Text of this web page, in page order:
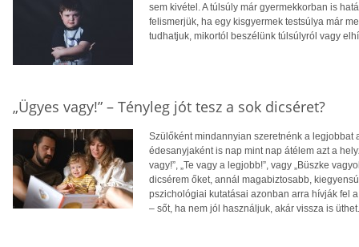
sem kivétel. A túlsúly már gyermekkorban is
felismerjük, ha egy kisgyermek testsúlya már
tudhatjuk, mikortól beszélünk túlsúlyról vagy
„Ügyes vagy!” – Tényleg jót tesz a sok dicséret?
Szülőként mindannyian szeretnénk a legjobbat
édesanyjaként is nap mint nap átélem azt a
vagy!”, „Te vagy a legjobb!”, vagy „Büszke
dicsérem őket, annál magabiztosabb,
pszichológiai kutatásai azonban arra hívják fel
– sőt, ha nem jól használjuk, akár vissza is üthet.